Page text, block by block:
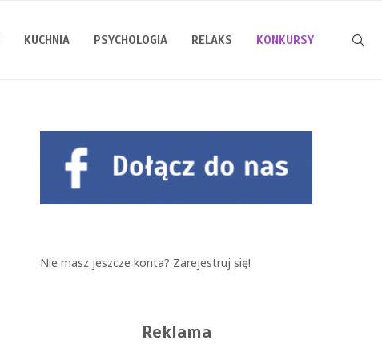
KUCHNIA PSYCHOLOGIA RELAKS KONKURSY
Nie masz jeszcze konta? Zarejestruj się!
Reklama